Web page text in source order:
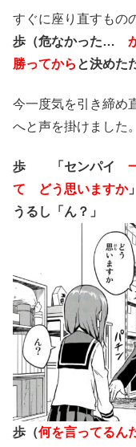
すぐに座り直すもの
歩（危なかった…
勝ってから と決めた
今一度気を引き締め
へと声を掛けました。
歩 「センパイ
て どう思いますか」
うるし「ん？」
歩（何を言ってる